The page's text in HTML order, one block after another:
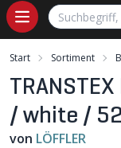
Start Sortiment
/ white / 52
von LÖFFLER